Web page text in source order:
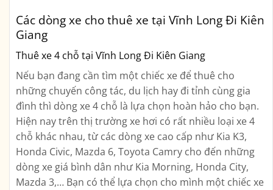
Các dòng xe cho thuê xe tại Vĩnh Long Đi Kiên
Giang
Thuê xe 4 chỗ tại Vĩnh Long Đi Kiên Giang
Nếu bạn đang cần tìm một chiếc xe để thuê cho
những chuyến công tác, du lịch hay đi tỉnh cùng gia
đình thì dòng xe 4 chỗ là lựa chọn hoàn hảo cho bạn.
Hiện nay trên thị trường xe hơi có rất nhiều loại xe 4
chỗ khác nhau, từ các dòng xe cao cấp như Kia K3,
Honda Civic, Mazda 6, Toyota Camry cho đến những
dòng xe giá bình dân như Kia Morning, Honda City,
Mazda 3,… Bạn có thể lựa chọn cho mình một chiếc xe